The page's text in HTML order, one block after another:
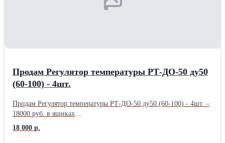
Продам Регулятор температуры РТ-ДО-50 ду50
(60-100) - 4шт.
Продам Регулятор температуры РТ-ДО-50 ду50 (60-100) - 4шт. –
18000 руб. в ящиках
18 000 р.